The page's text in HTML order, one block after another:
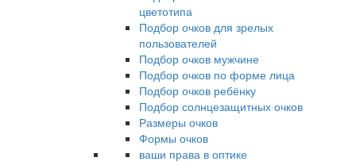
цветотипа
Подбор очков для зрелых
пользователей
Подбор очков мужчине
Подбор очков по форме лица
Подбор очков ребёнку
Подбор солнцезащитных очков
Размеры очков
Формы очков
ваши права в оптике